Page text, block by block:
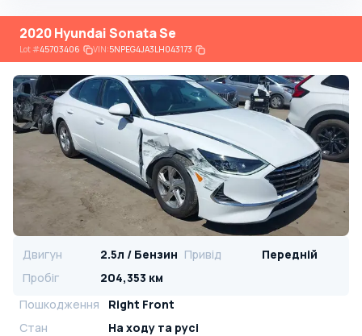
2020 Hyundai Sonata Se
Lot#45703406 VIN:5NPEG4JA3LH043173
Двигун 2.5л / Бензин Привід
Передній
Пробіг
204,353 км
Пошкодження
Right Front
Стан
На ​​ходу та русі